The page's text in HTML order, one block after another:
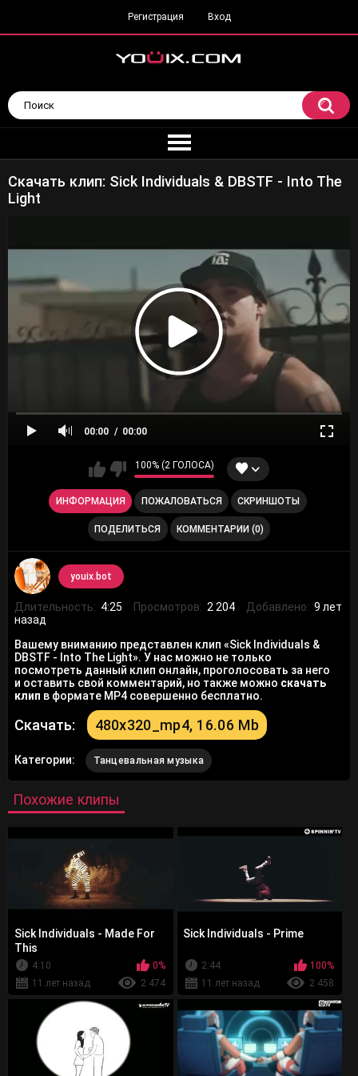
Регистрация Вход
Скачать клип: Sick Individuals & DBSTF - Into The
Light
00:00 00:00
100% (2 ГОЛОСА)
ИНФОРМАЦИЯ ПОЖАЛОВАТЬСЯ СКРИНШОТЫ
ПОДЕЛИТЬСЯ КОММЕНТАРИИ (0)
youix.bot
Длительность: 4:25 Просмотров: 2 204 Добавлено: 9 лет
назад
Вашему вниманию представлен клип «Sick Individuals &
DBSTF - Into The Light». У нас можно не только
посмотреть данный клип онлайн, проголосовать за него
и оставить свой комментарий, но также можно скачать
клип в формате MP4 совершенно бесплатно.
Скачать: 480x320_mp4, 16.06 Mb
Категории: Танцевальная музыка
Похожие клипы
Sick Individuals - Made For
This
4:10
0%
11 лет назад
2 474
Sick Individuals - Prime
2:44
100%
11 лет назад
2 458